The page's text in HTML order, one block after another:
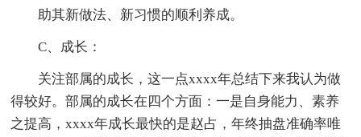
助其新做法、新习惯的顺利养成。
C、成长：
关注部属的成长，这一点xxxx年总结下来我认为做
得较好。部属的成长在四个方面：一是自身能力、素养
之提高，xxxx年成长最快的是赵占，年终抽盘准确率唯